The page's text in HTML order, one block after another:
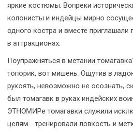
яркие костюмы. Вопреки
колонисты и индейцы мирно
одного костра и вместе приглашали
в аттракционах.
Поупражняться в метании
топорик, вот мишень. Ощутив в
рукоять, невозможно не осознать,
был томагавк в руках индейских
ЭТНОМИРе томагавки служили
целям - тренировали ловкость и